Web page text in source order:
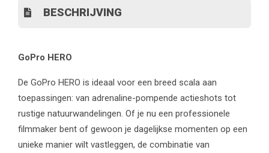
BESCHRIJVING
GoPro HERO
De GoPro HERO is ideaal voor een breed scala aan
toepassingen: van adrenaline-pompende actieshots tot
rustige natuurwandelingen. Of je nu een professionele
filmmaker bent of gewoon je dagelijkse momenten op een
unieke manier wilt vastleggen, de combinatie van